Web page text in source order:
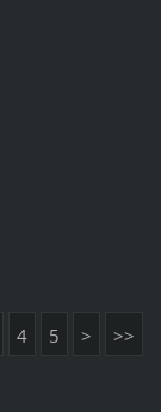
4 5 > >>